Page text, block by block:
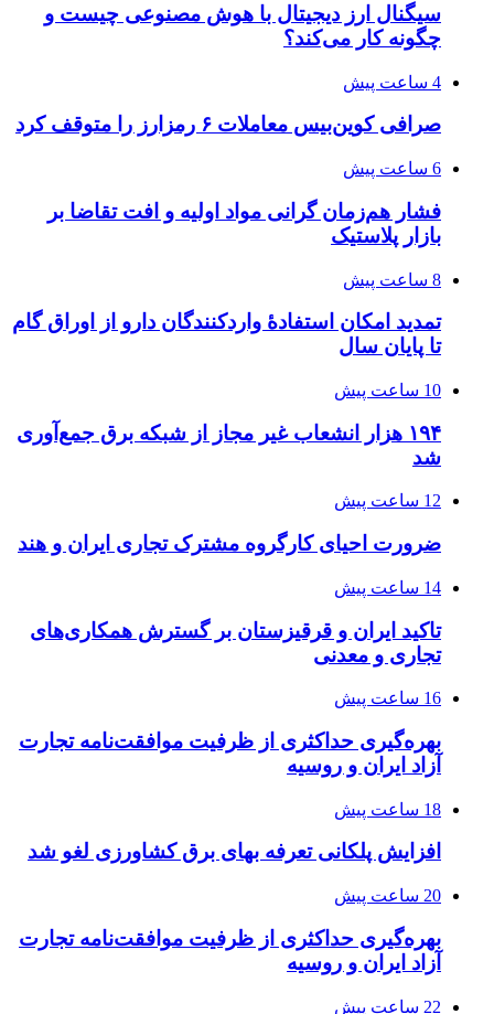
سیگنال ارز دیجیتال با هوش مصنوعی چیست و
چگونه کار می‌کند؟
4 ساعت پیش
صرافی کوین‌بیس معاملات ۶ رمزارز را متوقف کرد
6 ساعت پیش
فشار هم‌زمان گرانی مواد اولیه و افت تقاضا بر
بازار پلاستیک
8 ساعت پیش
تمدید امکان استفادۀ واردکنندگان دارو از اوراق گام
تا پایان سال
10 ساعت پیش
۱۹۴ هزار انشعاب غیر مجاز از شبکه برق جمع‌آوری
شد
12 ساعت پیش
ضرورت احیای کارگروه مشترک تجاری ایران و هند
14 ساعت پیش
تاکید ایران و قرقیزستان بر گسترش همکاری‌های
تجاری و معدنی
16 ساعت پیش
بهره‌گیری حداکثری از ظرفیت موافقت‌نامه تجارت
آزاد ایران و روسیه
18 ساعت پیش
افزایش پلکانی تعرفه بهای برق کشاورزی لغو شد
20 ساعت پیش
بهره‌گیری حداکثری از ظرفیت موافقت‌نامه تجارت
آزاد ایران و روسیه
22 ساعت پیش